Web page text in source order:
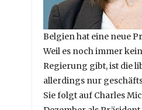
Belgien hat eine neue
Weil es noch immer
Regierung gibt, ist die
allerdings nur
Sie folgt auf Charles